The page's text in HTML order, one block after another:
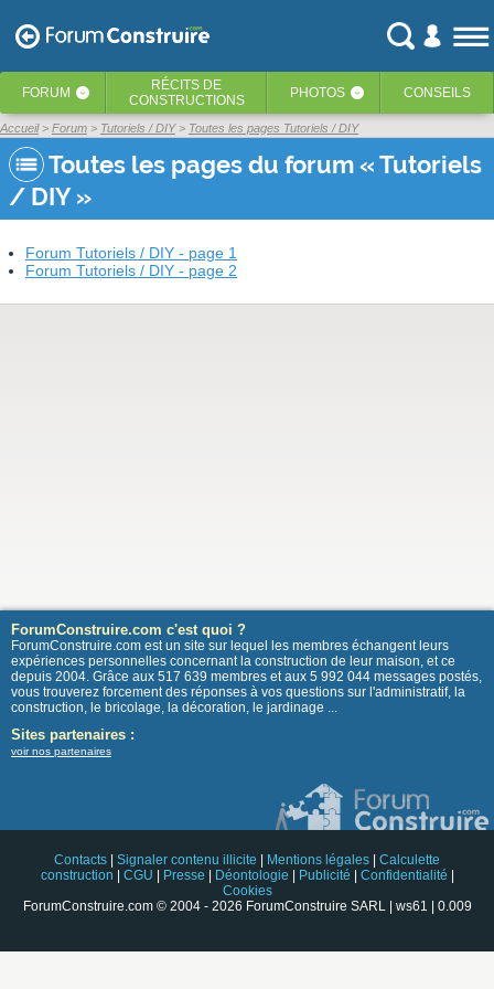
FORUM ‹ RÉCITS DE
CONSTRUCTIONS
PHOTOS ‹ CONSEILS
Accueil Forum Tutoriels / DIY Toutes les pages Tutoriels / DIY
Toutes les pages du forum « Tutoriels
/ DIY »
Forum Tutoriels / DIY - page 1
Forum Tutoriels / DIY - page 2
ForumConstruire.com c'est quoi ?
ForumConstruire.com est un site sur lequel les membres échangent leurs
expériences personnelles concernant la construction de leur maison, et ce
depuis 2004. Grâce aux 517 639 membres et aux 5 992 044 messages postés,
vous trouverez forcement des réponses à vos questions sur l'administratif, la
construction, le bricolage, la décoration, le jardinage ...
Sites partenaires :
voir nos partenaires
Contacts Signaler contenu illicite Mentions légales
Calculette
construction
CGU Presse Déontologie Publicité Confidentialité
Cookies
ForumConstruire.com © 2004 - 2026 ForumConstruire SARL | ws61 | 0.009